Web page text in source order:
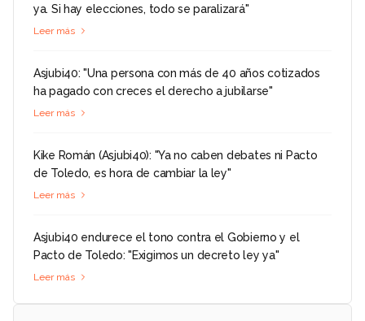
ya. Si hay elecciones, todo se paralizará"
Leer más
Asjubi40: "Una persona con más de 40 años cotizados
ha pagado con creces el derecho a jubilarse"
Leer más
Kike Román (Asjubi40): "Ya no caben debates ni Pacto
de Toledo, es hora de cambiar la ley"
Leer más
Asjubi40 endurece el tono contra el Gobierno y el
Pacto de Toledo: "Exigimos un decreto ley ya"
Leer más